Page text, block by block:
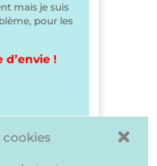
mais je suis
pour les
d’envie !